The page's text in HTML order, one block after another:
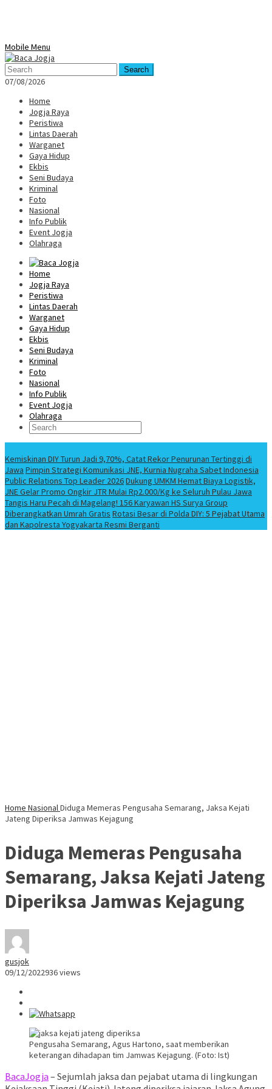
Mobile Menu
Search
07/08/2026
Home
Jogja Raya
Peristiwa
Lintas Daerah
Warganet
Gaya Hidup
Ekbis
Seni Budaya
Kriminal
Foto
Nasional
Info Publik
Event Jogja
Olahraga
Home
Jogja Raya
Peristiwa
Lintas Daerah
Warganet
Gaya Hidup
Ekbis
Seni Budaya
Kriminal
Foto
Nasional
Info Publik
Event Jogja
Olahraga
Kemiskinan DIY Turun Jadi 9,70%, Catat Rekor Penurunan Tertinggi di
Jawa Pimpin Strategi Komunikasi JNE, Kurnia Nugraha Sabet Indonesia
Public Relations Top Leader 2026Dukung UMKM Hemat Biaya Logistik,
JNE Gelar Promo Ongkir JTR Mulai Rp2.000/Kg ke Seluruh Pulau Jawa
Tangis Haru Pecah di Magelang! 156 Karyawan HS Surya Group
Diberangkatkan Umrah Gratis Rotasi Besar di Polda DIY: 5 Pejabat Utama
dan Kapolresta Yogyakarta Resmi Berganti
Home NasionalDiduga Memeras Pengusaha Semarang, Jaksa Kejati
Jateng Diperiksa Jamwas Kejagung
Diduga Memeras Pengusaha
Semarang, Jaksa Kejati Jateng
Diperiksa Jamwas Kejagung
gusjok
09/12/2022936 views
Pengusaha Semarang, Agus Hartono, saat memberikan
keterangan dihadapan tim Jamwas Kejagung. (Foto: Ist)
BacaJogja – Sejumlah jaksa dan pejabat utama di lingkungan